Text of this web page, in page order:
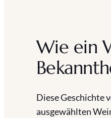
Wie ein
Diese Geschichte
ausgewählten